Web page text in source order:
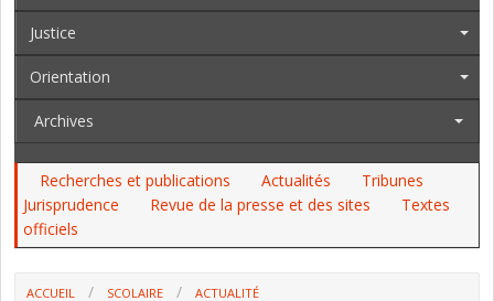
Justice
Orientation
Archives
Recherches et publications Actualités
Tribunes
Jurisprudence
Revue de la presse et des sites
Textes
officiels
ACCUEIL SCOLAIRE
ACTUALITÉ